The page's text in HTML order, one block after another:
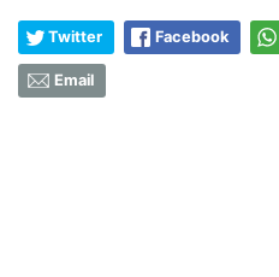
Twitter Facebook
Email